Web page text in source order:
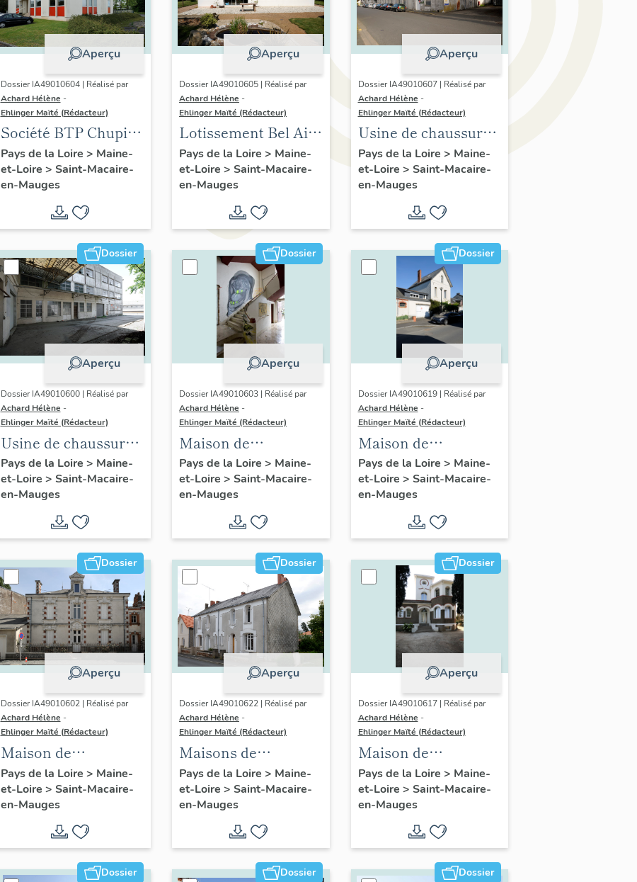
Aperçu
Dossier IA49010604 | Réalisé par
Achard Hélène -
Ehlinger Maïté (Rédacteur)
Société BTP Chupin-
Vigneron, 94 rue
Choletaise, Saint-
Macaire-en-Mauges
Pays de la Loire > Maine-
et-Loire > Saint-Macaire-
en-Mauges
Aperçu
Dossier IA49010605 | Réalisé par
Achard Hélène -
Ehlinger Maïté (Rédacteur)
Lotissement Bel Air,
1 à 10. allée Bel-Air
Pays de la Loire > Maine-
et-Loire > Saint-Macaire-
en-Mauges
Aperçu
Dossier IA49010607 | Réalisé par
Achard Hélène -
Ehlinger Maïté (Rédacteur)
Usine de chaussures
Pasquier, 4 rue
Pasteur, Saint-
Macaire-en-Mauges
Pays de la Loire > Maine-
et-Loire > Saint-Macaire-
en-Mauges
Dossier
Aperçu
Dossier IA49010600 | Réalisé par
Achard Hélène -
Ehlinger Maïté (Rédacteur)
Usine de chaussures
Repussard-Chupin,
22 rue d'Anjou
Pays de la Loire > Maine-
et-Loire > Saint-Macaire-
en-Mauges
Dossier
Aperçu
Dossier IA49010603 | Réalisé par
Achard Hélène -
Ehlinger Maïté (Rédacteur)
Maison de
l'industriel Georges
Chupin, 16 rue d'
Anjou, Saint-
Macaire-en-Mauges
Pays de la Loire > Maine-
et-Loire > Saint-Macaire-
en-Mauges
Dossier
Aperçu
Dossier IA49010619 | Réalisé par
Achard Hélène -
Ehlinger Maïté (Rédacteur)
Maison de
l'industriel René
Viau, 16 rue Jeanne-
d'Arc, Saint-Macaire-
en-Mauges
Pays de la Loire > Maine-
et-Loire > Saint-Macaire-
en-Mauges
Dossier
Aperçu
Dossier IA49010602 | Réalisé par
Achard Hélène -
Ehlinger Maïté (Rédacteur)
Maison de
l'industriel Yves
Repussard,20 rue d'
Anjou, Saint-
Macaire-en-Mauges
Pays de la Loire > Maine-
et-Loire > Saint-Macaire-
en-Mauges
Dossier
Aperçu
Dossier IA49010622 | Réalisé par
Achard Hélène -
Ehlinger Maïté (Rédacteur)
Maisons de
contremaîtres de la
Société Anonyme de
Chaussures, 23, 25
rue Montmartre,
Saint-Macaire-en-
Mauges
Pays de la Loire > Maine-
et-Loire > Saint-Macaire-
en-Mauges
Dossier
Aperçu
Dossier IA49010617 | Réalisé par
Achard Hélène -
Ehlinger Maïté (Rédacteur)
Maison de
l'industriel Eugène
Hy, 43 rue de Vendée
Pays de la Loire > Maine-
et-Loire > Saint-Macaire-
en-Mauges
Dossier Dossier Dossier